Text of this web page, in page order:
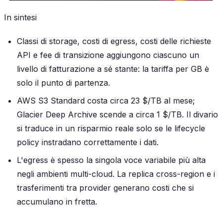
In sintesi
Classi di storage, costi di egress, costi delle richieste
API e fee di transizione aggiungono ciascuno un
livello di fatturazione a sé stante: la tariffa per GB è
solo il punto di partenza.
AWS S3 Standard costa circa 23 $/TB al mese;
Glacier Deep Archive scende a circa 1 $/TB. Il divario
si traduce in un risparmio reale solo se le lifecycle
policy instradano correttamente i dati.
L'egress è spesso la singola voce variabile più alta
negli ambienti multi-cloud. La replica cross-region e i
trasferimenti tra provider generano costi che si
accumulano in fretta.